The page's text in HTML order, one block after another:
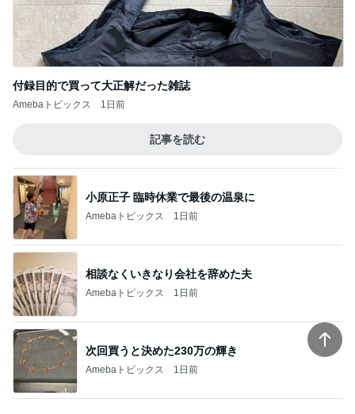
付録目的で買って大正解だった雑誌
Amebaトピックス 1日前
記事を読む
Amebaトピックス 1日前
相談なくいきなり会社を辞めた夫
Amebaトピックス 1日前
次回買うと決めた230万の輝き
Amebaトピックス 1日前